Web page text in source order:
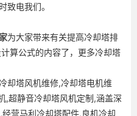
致电我们。
为大家带来有关提高冷却塔排
算公式的内容了，更多冷却塔
却塔风机维修,冷却塔电机维
,超静音冷却塔风机定制,涵盖深
营马利冷却塔配件,良机冷却